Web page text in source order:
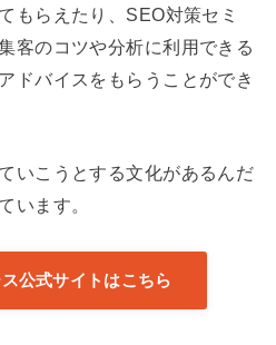
もらえたり、SEO対策セミ
客のコツや分析に利用できる
ドバイスをもらうことができ
いこうとする文化があるんだ
います。
公式サイトはこちら